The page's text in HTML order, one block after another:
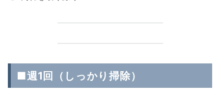
■週1回（しっかり掃除）